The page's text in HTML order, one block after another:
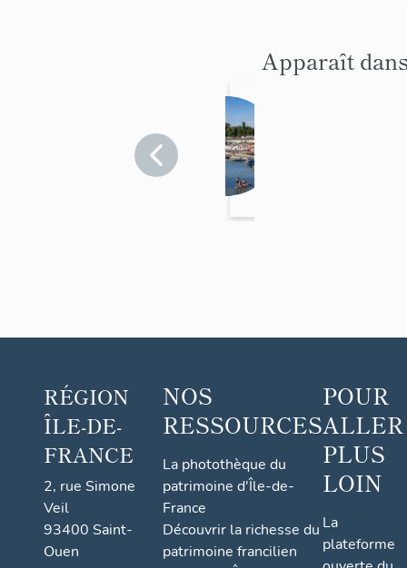
Apparaît
RÉGION
ÎLE-DE-
FRANCE
2, rue Simone
Veil
93400 Saint-
Ouen
NOS
RESSOURCES
La photothèque du
patrimoine d'Île-de-
France
Découvrir la richesse du
patrimoine francilien
POUR
ALLER
PLUS
LOIN
La
plateforme